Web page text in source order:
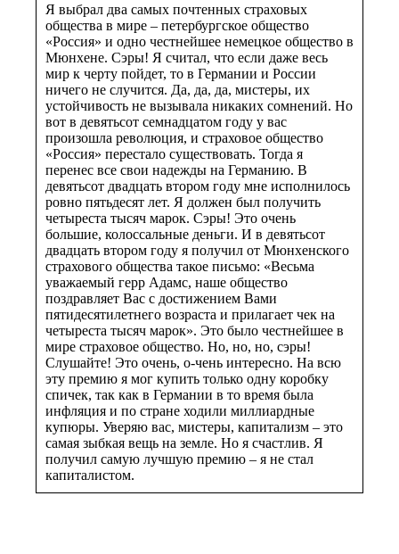
Я выбрал два самых почтенных страховых
общества в мире – петербургское общество
«Россия» и одно честнейшее немецкое общество в
Мюнхене. Сэры! Я считал, что если даже весь
мир к черту пойдет, то в Германии и России
ничего не случится. Да, да, да, мистеры, их
устойчивость не вызывала никаких сомнений. Но
вот в девятьсот семнадцатом году у вас
произошла революция, и страховое общество
«Россия» перестало существовать. Тогда я
перенес все свои надежды на Германию. В
девятьсот двадцать втором году мне исполнилось
ровно пятьдесят лет. Я должен был получить
четыреста тысяч марок. Сэры! Это очень
большие, колоссальные деньги. И в девятьсот
двадцать втором году я получил от Мюнхенского
страхового общества такое письмо: «Весьма
уважаемый герр Адамс, наше общество
поздравляет Вас с достижением Вами
пятидесятилетнего возраста и прилагает чек на
четыреста тысяч марок». Это было честнейшее в
мире страховое общество. Но, но, но, сэры!
Слушайте! Это очень, о-чень интересно. На всю
эту премию я мог купить только одну коробку
спичек, так как в Германии в то время была
инфляция и по стране ходили миллиардные
купюры. Уверяю вас, мистеры, капитализм – это
самая зыбкая вещь на земле. Но я счастлив. Я
получил самую лучшую премию – я не стал
капиталистом.